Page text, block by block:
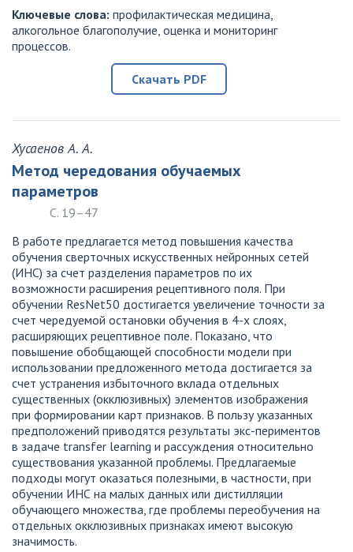
Ключевые слова: профилактическая медицина,
алкогольное благополучие, оценка и мониторинг
процессов.
Скачать PDF
Хусаенов А. А.
Метод чередования обучаемых
параметров
С. 19–47
В работе предлагается метод повышения качества
обучения сверточных искусственных нейронных сетей
(ИНС) за счет разделения параметров по их
возможности расширения рецептивного поля. При
обучении ResNet50 достигается увеличение точности за
счет чередуемой остановки обучения в 4-х слоях,
расширяющих рецептивное поле. Показано, что
повышение обобщающей способности модели при
использовании предложенного метода достигается за
счет устранения избыточного вклада отдельных
существенных (окклюзивных) элементов изображения
при формировании карт признаков. В пользу указанных
предположений приводятся результаты экс-периментов
в задаче transfer learning и рассуждения относительно
существования указанной проблемы. Предлагаемые
подходы могут оказаться полезными, в частности, при
обучении ИНС на малых данных или дистилляции
обучающего множества, где проблемы переобучения на
отдельных окклюзивных признаках имеют высокую
значимость.